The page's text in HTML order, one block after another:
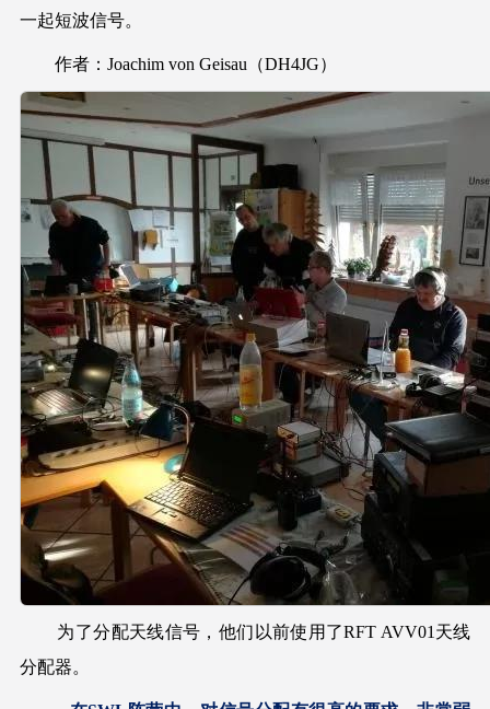
一起短波信号。
作者：Joachim von Geisau（DH4JG）
为了分配天线信号，他们以前使用了RFT AVV01天线
分配器。